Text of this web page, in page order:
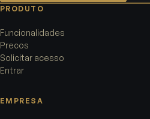
PRODUTO
Funcionalidades
Precos
Solicitar acesso
Entrar
EMPRESA